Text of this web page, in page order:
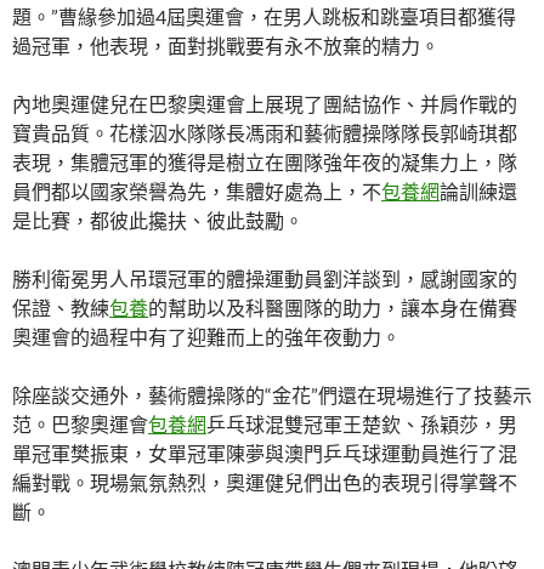
題。”曹緣參加過4屆奧運會，在男人跳板和跳臺項目都獲得
過冠軍，他表現，面對挑戰要有永不放棄的精力。
內地奧運健兒在巴黎奧運會上展現了團結協作、并肩作戰的
寶貴品質。花樣泅水隊隊長馮雨和藝術體操隊隊長郭崎琪都
表現，集體冠軍的獲得是樹立在團隊強年夜的凝集力上，隊
員們都以國家榮譽為先，集體好處為上，不包養網論訓練還
是比賽，都彼此攙扶、彼此鼓勵。
勝利衛冕男人吊環冠軍的體操運動員劉洋談到，感謝國家的
保證、教練包養的幫助以及科醫團隊的助力，讓本身在備賽
奧運會的過程中有了迎難而上的強年夜動力。
除座談交通外，藝術體操隊的“金花”們還在現場進行了技藝示
范。巴黎奧運會包養網乒乓球混雙冠軍王楚欽、孫穎莎，男
單冠軍樊振東，女單冠軍陳夢與澳門乒乓球運動員進行了混
編對戰。現場氣氛熱烈，奧運健兒們出色的表現引得掌聲不
斷。